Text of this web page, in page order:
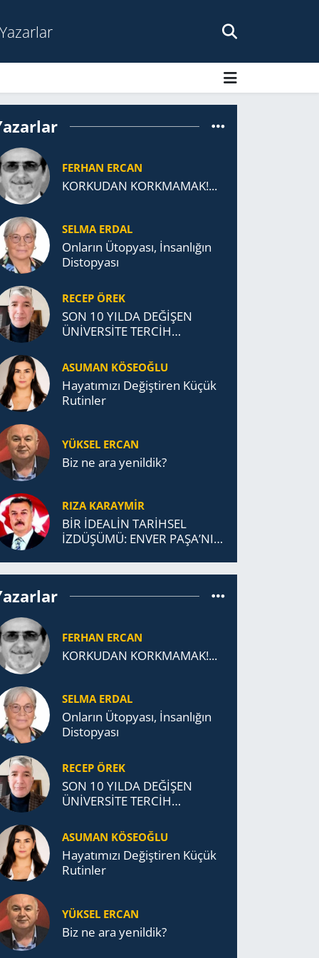
Yazarlar
FERHAN ERCAN
KORKUDAN KORKMAMAK!...
SELMA ERDAL
Onların Ütopyası, İnsanlığın
Distopyası
RECEP ÖREK
SON 10 YILDA DEĞİŞEN
ÜNİVERSİTE TERCİH
ASUMAN KÖSEOĞLU
Ha­ya­tı­mı­zı De­ğiş­ti­ren Küçük
Ru­tin­ler
YÜKSEL ERCAN
Biz ne ara yenildik?
RIZA KARAYMIR
BİR İDEALİN TARİHSEL
İZDÜŞÜMÜ: ENVER PAŞA’NIN
MİRASI
FERHAN ERCAN
KORKUDAN KORKMAMAK!...
SELMA ERDAL
Onların Ütopyası, İnsanlığın
Distopyası
RECEP ÖREK
SON 10 YILDA DEĞİŞEN
ÜNİVERSİTE TERCİH
ASUMAN KÖSEOĞLU
Ha­ya­tı­mı­zı De­ğiş­ti­ren Küçük
Ru­tin­ler
YÜKSEL ERCAN
Biz ne ara yenildik?